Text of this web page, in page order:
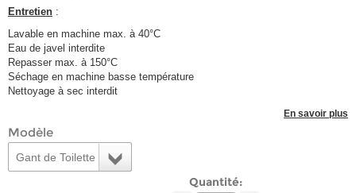
Entretien :
Lavable en machine max. à 40°C
Eau de javel interdite
Repasser max. à 150°C
Séchage en machine basse température
Nettoyage à sec interdit
En savoir plus
Modèle
Gant de Toilette
Quantité: